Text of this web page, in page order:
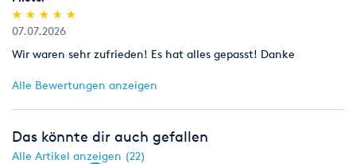
(*)
★
★
(*) ★
★
(*) ★
★
(*) ★
★
(*) ★
★
07.07.2026
Wir waren sehr zufrieden! Es hat alles gepasst! Danke
Alle Bewertungen anzeigen
Das könnte dir auch gefallen
Alle Artikel anzeigen (22)